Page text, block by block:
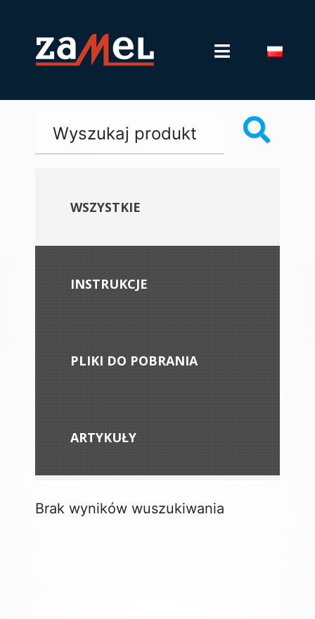
WSZYSTKIE
INSTRUKCJE
PLIKI DO POBRANIA
ARTYKUŁY
Brak wyników wuszukiwania